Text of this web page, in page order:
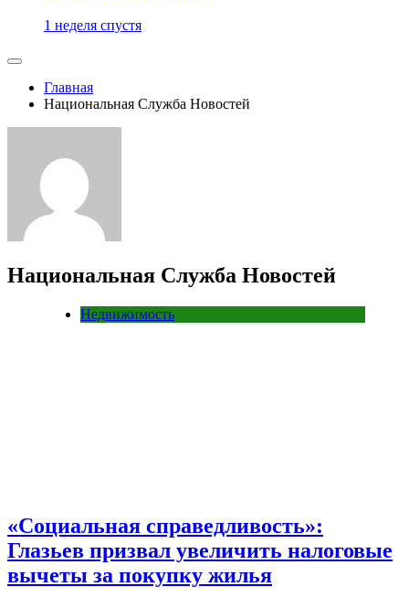
1 неделя спустя
Главная
Национальная Служба Новостей
Национальная Служба Новостей
Недвижимость
«Социальная справедливость»:
Глазьев призвал увеличить налоговые
вычеты за покупку жилья